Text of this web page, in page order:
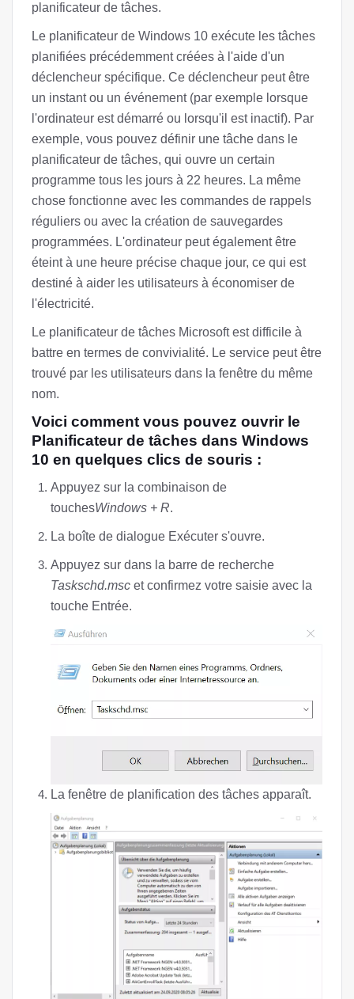
planificateur de tâches.
Le planificateur de Windows 10 exécute les tâches
planifiées précédemment créées à l'aide d'un
déclencheur spécifique. Ce déclencheur peut être
un instant ou un événement (par exemple lorsque
l'ordinateur est démarré ou lorsqu'il est inactif). Par
exemple, vous pouvez définir une tâche dans le
planificateur de tâches, qui ouvre un certain
programme tous les jours à 22 heures. La même
chose fonctionne avec les commandes de rappels
réguliers ou avec la création de sauvegardes
programmées. L'ordinateur peut également être
éteint à une heure précise chaque jour, ce qui est
destiné à aider les utilisateurs à économiser de
l'électricité.
Le planificateur de tâches Microsoft est difficile à
battre en termes de convivialité. Le service peut être
trouvé par les utilisateurs dans la fenêtre du même
nom.
Voici comment vous pouvez ouvrir le
Planificateur de tâches dans Windows
10 en quelques clics de souris :
Appuyez sur la combinaison de
touchesWindows + R.
La boîte de dialogue Exécuter s'ouvre.
Appuyez sur dans la barre de recherche
Taskschd.msc et confirmez votre saisie avec la
touche Entrée.
La fenêtre de planification des tâches apparaît.